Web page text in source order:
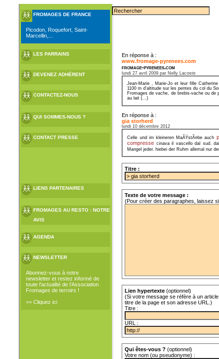
FROMAGES DE FRANCE
Picodon, Roquefort, Saint-
Marcellin,...
LES PARRAINS
DEVENEZ ADHÉRENT
CONTACTEZ-NOUS
QUI SOMMES-NOUS ?
CONTACT PRESSE
LIENS PARTENAIRES
FROMAGES AU RESTO : NOTRE
AVIS
AGENDA
NEWSLETTER
Abonnez-vous à notre
newsletter et restez informé de
toute l'actualité de l'Association
Fromages de terroirs !
>> Cliquez ici
En réponse à :
www.fromage-pyrenees.com
fromage-pyrenees.com
lundi 27 avril 2009 par Nelly Lacoste
Jean-Marie , Marie-Jo et leur fille
1100 m d’altitude sur les pentes du col du
Fromages de vache, de brebis-vache ou
au lait (...)
En réponse à :
gia storherd
lundi 10 décembre 2012
Celle und im kleineren MaÃŸstÃ¤be auch
compresse cinava il vascello dal sud.
Mangel jeder. hiebei der Ruhm allemal nur
Titre :
Texte de votre message :
(Pour créer des paragraphes, laissez
Lien hypertexte (optionnel)
(Si votre message se réfère à un
titre de la page et son adresse URL.)
Titre :
URL :
Qui êtes-vous ? (optionnel)
Votre nom (ou pseudonyme) :